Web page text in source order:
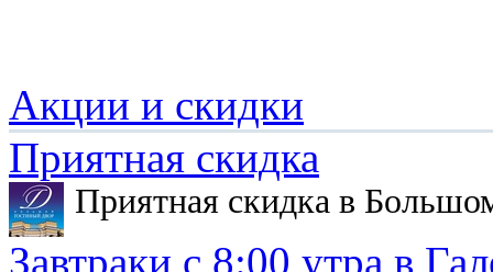
Акции и скидки
Приятная скидка
Приятная скидка в
Завтраки с 8:00 утра в